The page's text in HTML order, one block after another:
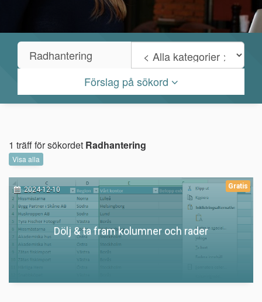
Förslag på sökord
1 träff för sökordet Radhantering
Visa alla
Gratis
2024-12-10
Dölj & ta fram kolumner och rader